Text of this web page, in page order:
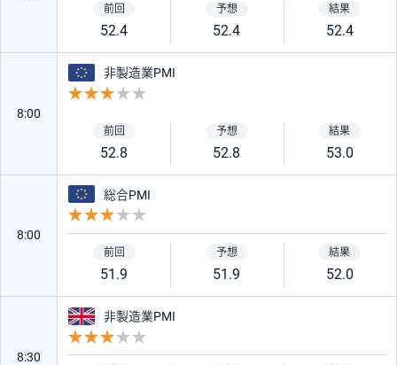
52.4 52.4 52.4
8:00
ユーロ
非製造業PMI
52.8 52.8 53.0
8:00
ユーロ
総合PMI
51.9 51.9 52.0
8:30
イギリス
非製造業PMI